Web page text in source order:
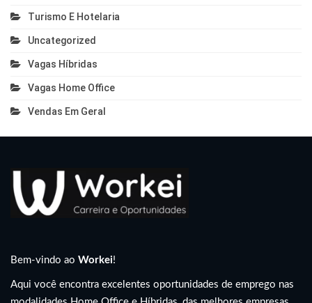
Turismo E Hotelaria
Uncategorized
Vagas Híbridas
Vagas Home Office
Vendas Em Geral
Bem-vindo ao Workei!
Aqui você encontra excelentes oportunidades de emprego nas